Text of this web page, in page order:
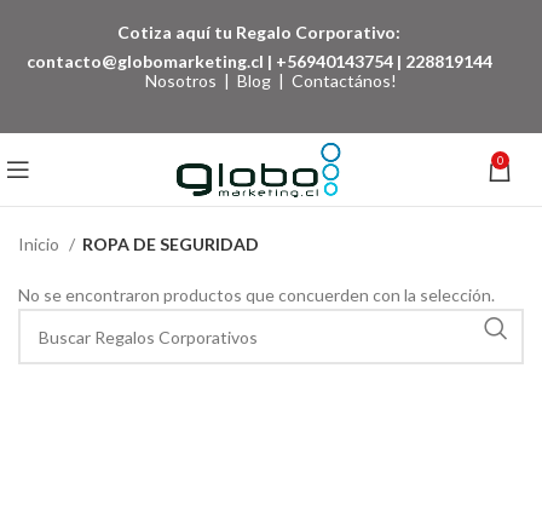
Cotiza aquí tu Regalo Corporativo:
contacto@globomarketing.cl | +56940143754 | 228819144
Nosotros | Blog | Contactános!
0
Inicio ROPA DE SEGURIDAD
No se encontraron productos que concuerden con la selección.